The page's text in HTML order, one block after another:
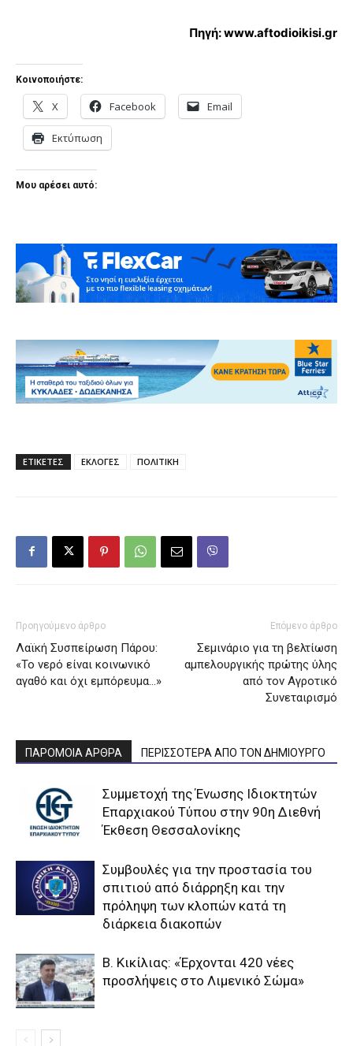
Πηγή: www.aftodioikisi.gr
Κοινοποιήστε:
X Facebook Email
Εκτύπωση
Μου αρέσει αυτό:
ΕΤΙΚΕΤΕΣ ΕΚΛΟΓΕΣ ΠΟΛΙΤΙΚΗ
Προηγούμενο άρθρο
Λαϊκή Συσπείρωση Πάρου:
«Το νερό είναι κοινωνικό
αγαθό και όχι εμπόρευμα…»
Επόμενο άρθρο
Σεμινάριο για τη βελτίωση
αμπελουργικής πρώτης ύλης
από τον Αγροτικό
Συνεταιρισμό
ΠΑΡΟΜΟΙΑ ΑΡΘΡΑ ΠΕΡΙΣΣΟΤΕΡΑ ΑΠΟ ΤΟΝ ΔΗΜΙΟΥΡΓΟ
Συμμετοχή της Ένωσης Ιδιοκτητών
Επαρχιακού Τύπου στην 90η Διεθνή
Έκθεση Θεσσαλονίκης
Συμβουλές για την προστασία του
σπιτιού από διάρρηξη και την
πρόληψη των κλοπών κατά τη
διάρκεια διακοπών
Β. Κικίλιας: «Έρχονται 420 νέες
προσλήψεις στο Λιμενικό Σώμα»